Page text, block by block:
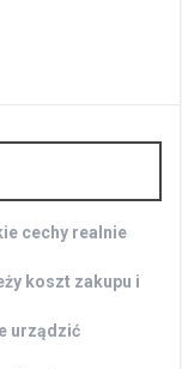
cechy realnie
koszt zakupu i
urządzić